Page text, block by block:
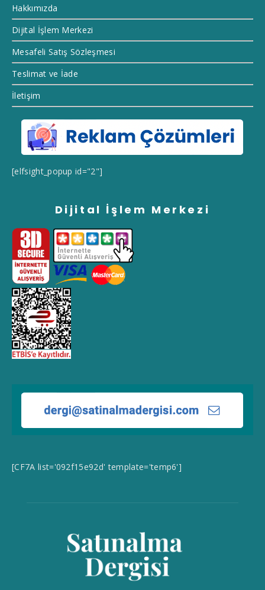
Hakkımızda
Dijital İşlem Merkezi
Mesafeli Satış Sözleşmesi
Teslimat ve İade
İletişim
[elfsight_popup id="2"]
Dijital İşlem Merkezi
[CF7A list='092f15e92d' template='temp6']